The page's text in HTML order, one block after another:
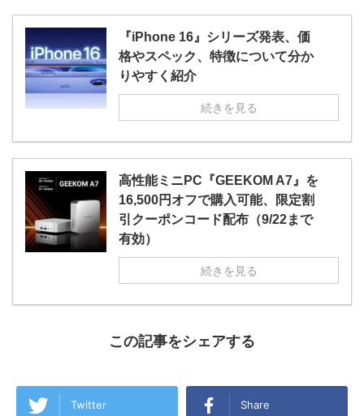
『iPhone 16』シリーズ発表、価
格やスペック、特徴について分か
りやすく紹介
続きを見る
高性能ミニPC『GEEKOM A7』を
16,500円オフで購入可能、限定割
引クーポンコード配布（9/22まで
有効）
続きを見る
この記事をシェアする
Twitter Share